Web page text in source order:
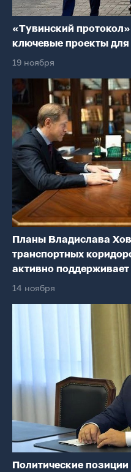
«Тувинский
ключевые проекты для
19 ноября
Планы Владислава
транспортных
активно
14 ноября
Политические